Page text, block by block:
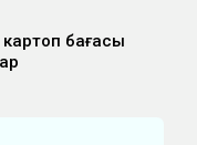
бағасы